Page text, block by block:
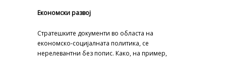
Економски развој
Стратешките документи во областа на
економско-социјалната политика, се
нерелевантни без попис. Како, на пример,